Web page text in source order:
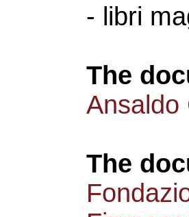
- libri
The
Ansaldo
The